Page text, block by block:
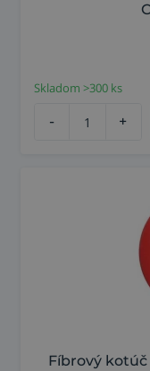
Skladom >300 ks
- +
Fíbrový kotúč